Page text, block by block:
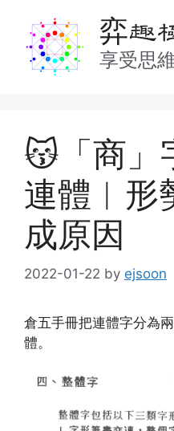
content
弈趣
享受思
😽「商」
連體︱形
成原因
2022-01-22 by ejsoon
倉五手冊把連體字分為
體。